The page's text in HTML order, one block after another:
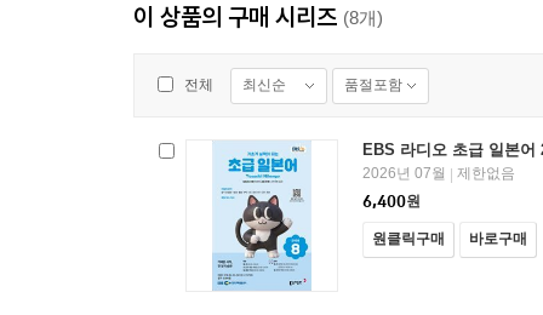
이 상품의 구매 시리즈 (8개)
전체 최신순 품절포함
EBS 라디오 초급 일본어
2026년 07월
제한없음
6,400원
원클릭구매 바로구매